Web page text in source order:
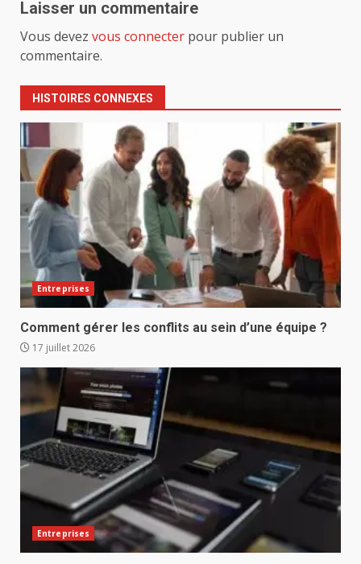
Laisser un commentaire
Vous devez vous connecter pour publier un
commentaire.
HISTOIRES CONNEXES
Entreprises
Comment gérer les conflits au sein d’une équipe ?
17 juillet 2026
Entreprises